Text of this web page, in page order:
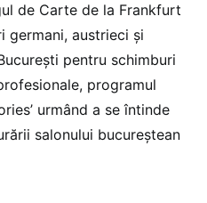
de Carte de la Frankfurt
germani, austrieci și
pentru schimburi
programul
urmând a se întinde
salonului bucureștean